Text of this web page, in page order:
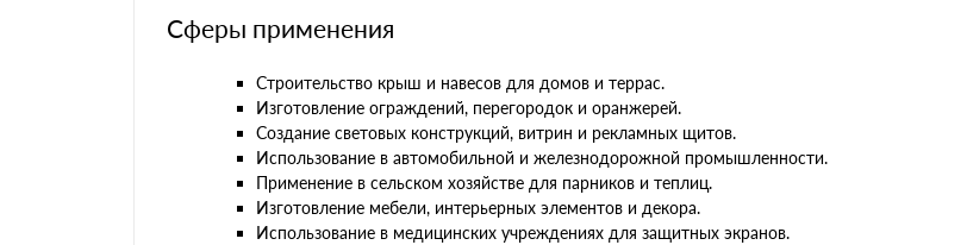
Сферы применения
Строительство крыш и навесов для домов и террас.
Изготовление ограждений, перегородок и оранжерей.
Создание световых конструкций, витрин и рекламных щитов.
Использование в автомобильной и железнодорожной промышленности.
Применение в сельском хозяйстве для парников и теплиц.
Изготовление мебели, интерьерных элементов и декора.
Использование в медицинских учреждениях для защитных экранов.